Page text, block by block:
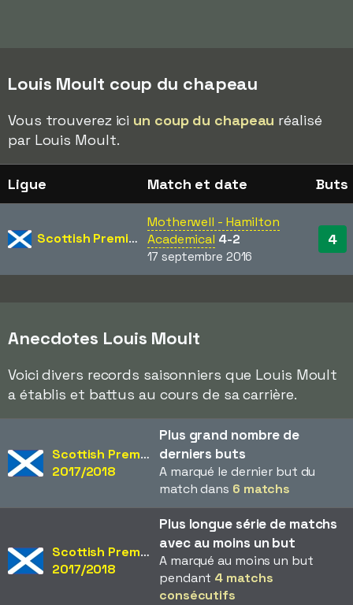
Louis Moult coup du chapeau
Vous trouverez ici un coup du chapeau réalisé
par Louis Moult.
Ligue Match et date Buts
Scottish Premiership
Motherwell - Hamilton
Academical 4-2
17 septembre 2016
4
Anecdotes Louis Moult
Voici divers records saisonniers que Louis Moult
a établis et battus au cours de sa carrière.
Scottish Premiership
2017/2018
Plus grand nombre de
derniers buts
A marqué le dernier but du
match dans 6 matchs
Scottish Premiership
2017/2018
Plus longue série de matchs
avec au moins un but
A marqué au moins un but
pendant 4 matchs
consécutifs